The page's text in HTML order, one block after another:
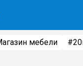
мебели #20